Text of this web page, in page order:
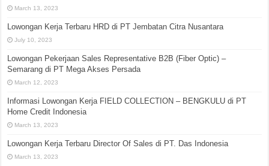
March 13, 2023
Lowongan Kerja Terbaru HRD di PT Jembatan Citra Nusantara
July 10, 2023
Lowongan Pekerjaan Sales Representative B2B (Fiber Optic) –
Semarang di PT Mega Akses Persada
March 12, 2023
Informasi Lowongan Kerja FIELD COLLECTION – BENGKULU di PT
Home Credit Indonesia
March 13, 2023
Lowongan Kerja Terbaru Director Of Sales di PT. Das Indonesia
March 13, 2023